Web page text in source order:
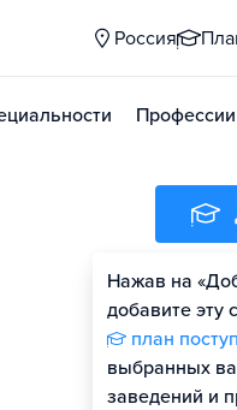
Россия
Профессии
Нажав на
добавите эту
план
выбранных
заведений и